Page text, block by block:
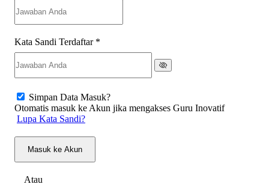
Kata Sandi Terdaftar *
Simpan Data Masuk?
Otomatis masuk ke Akun jika mengakses Guru Inovatif
Lupa Kata Sandi?
Masuk ke Akun
Atau